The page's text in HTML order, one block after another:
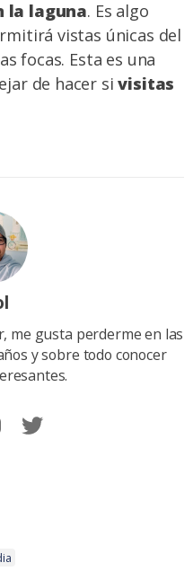
la laguna. Es algo
vistas únicas del
focas. Esta es una
de hacer sivisitas
me gusta perderme en las
y sobre todo conocer
Follow